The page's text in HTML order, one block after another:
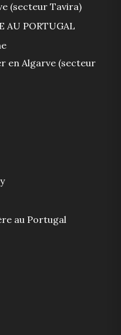
(secteur Tavira)
AU PORTUGAL
en Algarve (secteur
au Portugal